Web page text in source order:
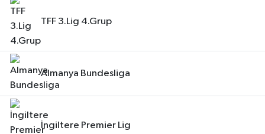
TFF 3.Lig 4.Grup
Almanya Bundesliga
İngiltere Premier Lig